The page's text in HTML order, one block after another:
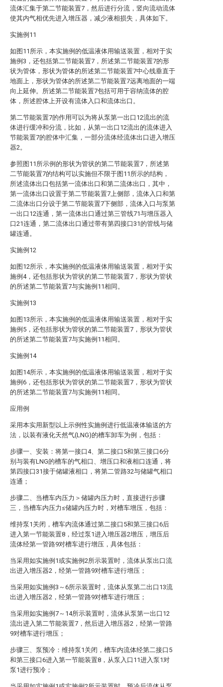
流体汇集于第二节能装置7，然后进行分流，竖向流动流体
使其内气相优先进入增压器，减少液相损失，具体如下。
实施例11
如图11所示，本实施例的低温液体用输送装置，相对于实
施例3，还包括第二节能装置7，所述第二节能装置7的形
状为管体，形状为管体的所述第二节能装置7中心线垂直于
地面上，形状为管体的所述第二节能装置7远离地面的一端
向上延伸。所述第二节能装置7包括可用于容纳流体的腔
体，所述腔体上开设有流体入口和流体出口。
第二节能装置7的作用可以为将从泵第一出口12流出的流
体进行缓冲和分流，比如，从第一出口12流出的流体进入
节能装置7的腔体中汇集，一部分流体经流体出口进入增压
器2。
参照图11所示例的形状为管状的第二节能装置7，所述第
二节能装置7的结构可以实施但不限于图11所示的结构，
所述流体出口包括第一流体出口和第二流体出口，其中，
第一流体出口设置于第二节能装置7上侧部，流体入口和第
二流体出口分设于第二节能装置7下侧部，流体入口与泵第
一出口12连通，第一流体出口通过第三管线71与增压器入
口21连通，第二流体出口通过带有第四接口31的管线与储
罐连通。
实施例12
如图12所示，本实施例的低温液体用输送装置，相对于实
施例4，还包括形状为管状的第二节能装置7，形状为管状
的所述第二节能装置7与实施例11相同。
实施例13
如图13所示，本实施例的低温液体用输送装置，相对于实
施例5，还包括形状为管状的第二节能装置7，形状为管状
的所述第二节能装置7与实施例11相同。
实施例14
如图14所示，本实施例的低温液体用输送装置，相对于实
施例6，还包括形状为管状的第二节能装置7，形状为管状
的所述第二节能装置7与实施例11相同。
应用例
采用本实用新型以上示例性实施例进行低温液体输送的方
法，以装有液化天然气(LNG)的槽车卸车为例，包括：
步骤一、安装：将第一接口4、第二接口5和第三接口6分
别与装有LNG的槽车的气相口、增压口和液相口连通，将
第四接口31接于储罐液相口，将第二管路32与储罐气相口
连通；
步骤二、当槽车内压力＞储罐内压力时，直接进行步骤
三，当槽车内压力≤储罐内压力时，对槽车增压，包括：
维持泵1关闭，槽车内流体通过第二接口5和第三接口6后
进入第一节能装置8，经过泵1进入增压器2增压，增压后
流体经第一管路9对槽车进行增压，具体包括：
当采用如实施例1或实施例2所示装置时，流体从泵出口流
出进入增压器2，经第一管路9对槽车进行增压；
当采用如实施例3～6所示装置时，流体从泵第二出口13流
出进入增压器2，经第一管路9对槽车进行增压；
当采用如实施例7～14所示装置时，流体从泵第一出口12
流出进入第二节能装置7，然后进入增压器2，经第一管路
9对槽车进行增压；
步骤三、泵预冷：维持泵1关闭，槽车内流体经第二接口5
和第三接口6进入第一节能装置8，从泵入口11进入泵1对
泵1进行预冷；